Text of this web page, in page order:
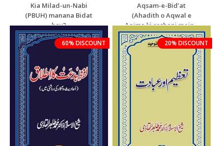
Kia Milad-un-Nabi
(PBUH) manana Bidat
hay?
Aqsam-e-Bid’at
(Ahadith o Aqwal e
Aaima ki roshani mein...
60% DISCOUNT 20% DISCOUNT